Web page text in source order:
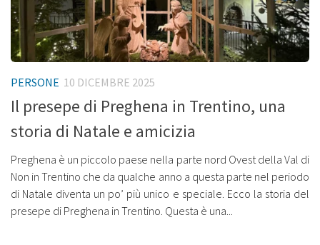
PERSONE 10 DICEMBRE 2025
Il presepe di Preghena in Trentino, una
storia di Natale e amicizia
Preghena è un piccolo paese nella parte nord Ovest della Val di
Non in Trentino che da qualche anno a questa parte nel periodo
di Natale diventa un po’ più unico e speciale. Ecco la storia del
presepe di Preghena in Trentino. Questa è una...